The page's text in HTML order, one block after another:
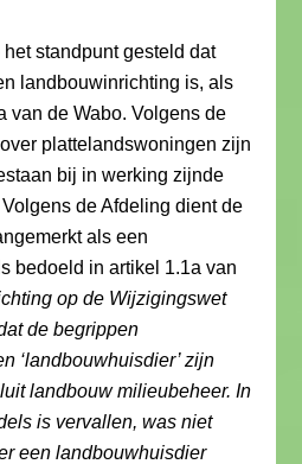
standpunt gesteld dat
landbouwinrichting is, als
van de Wabo. Volgens de
plattelandswoningen zijn
bij in werking zijnde
de Afdeling dient de
als een
bedoeld in artikel 1.1a van
op de Wijzigingswet
de begrippen
‘landbouwhuisdier’ zijn
landbouw milieubeheer. In
is vervallen, was niet
een landbouwhuisdier